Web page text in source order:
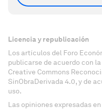
Licencia y republicación
Los artículos del Foro
publicarse de acuerdo con
Creative Commons
SinObraDerivada 4.0, y de
uso.
Las opiniones expresadas